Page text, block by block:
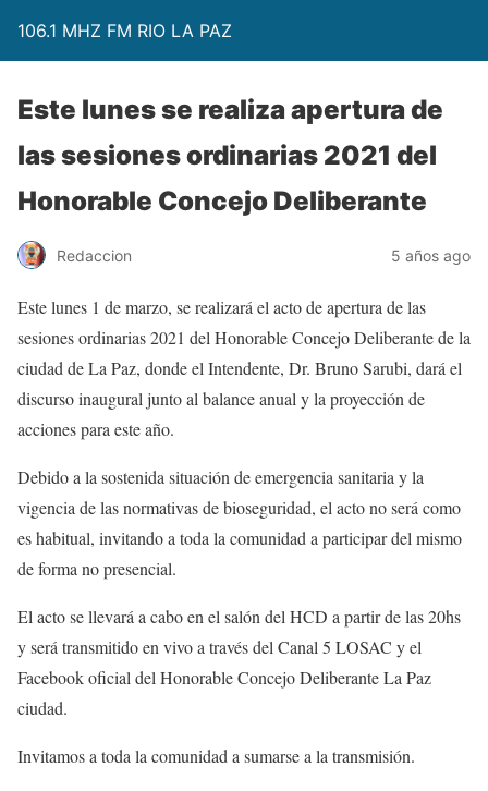
106.1 MHZ FM RIO LA PAZ
Este lunes se realiza apertura de
las sesiones ordinarias 2021 del
Honorable Concejo Deliberante
Redaccion 5 años ago
Este lunes 1 de marzo, se realizará el acto de apertura de las
sesiones ordinarias 2021 del Honorable Concejo Deliberante de la
ciudad de La Paz, donde el Intendente, Dr. Bruno Sarubi, dará el
discurso inaugural junto al balance anual y la proyección de
acciones para este año.
Debido a la sostenida situación de emergencia sanitaria y la
vigencia de las normativas de bioseguridad, el acto no será como
es habitual, invitando a toda la comunidad a participar del mismo
de forma no presencial.
El acto se llevará a cabo en el salón del HCD a partir de las 20hs
y será transmitido en vivo a través del Canal 5 LOSAC y el
Facebook oficial del Honorable Concejo Deliberante La Paz
ciudad.
Invitamos a toda la comunidad a sumarse a la transmisión.